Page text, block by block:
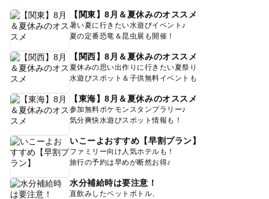
【関東】8月＆夏休みのオススメ
暑い夏に行きたい水遊びイベント♪
夏の定番恐竜＆昆虫展も開催！
【関西】8月＆夏休みのオススメ
夏休みの思い出作りに行きたい夏祭り
水遊びスポット＆子供無料イベントも
【東海】8月＆夏休みのオススメ
参加無料ポケモンスタンプラリー♪
気分爽快水遊びスポット情報も！
いこーよおすすめ【早割プラン】
ファミリー向け人気ホテルも！
旅行の予約は早めが断然お得♪
水分補給時は要注意！
直飲みしたペットボトル、